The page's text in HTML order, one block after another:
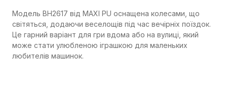
Модель BH2617 від MAXI PU оснащена колесами, що
світяться, додаючи веселощів під час вечірніх поїздок.
Це гарний варіант для гри вдома або на вулиці, який
може стати улюбленою іграшкою для маленьких
любителів машинок.